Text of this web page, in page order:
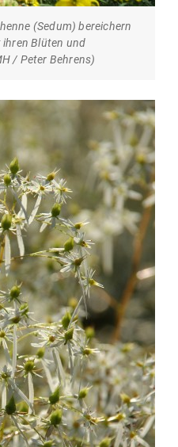
(Sedum) bereichern
Blüten und
/ Peter Behrens)